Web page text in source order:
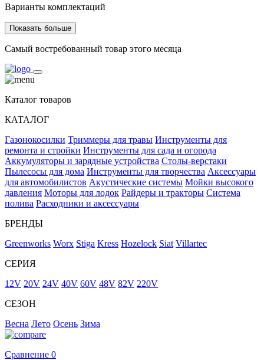
Варианты комплектаций
Показать больше
Самый востребованный товар этого месяца
Каталог товаров
КАТАЛОГ
Газонокосилки Триммеры для травы Инструменты для
ремонта и стройки Инструменты для сада и огорода
Аккумуляторы и зарядные устройства Столы-верстаки
Пылесосы для дома Инструменты для творчества Аксессуары
для автомобилистов Акустические системы Мойки высокого
давления Моторы для лодок Райдеры и тракторы Система
полива Расходники и аксессуары
БРЕНДЫ
Greenworks Worx Stiga Kress Hozelock Siat Villartec
СЕРИЯ
12V 20V 24V 40V 60V 48V 82V 220V
СЕЗОН
Весна Лето Осень Зима
Сравнение 0